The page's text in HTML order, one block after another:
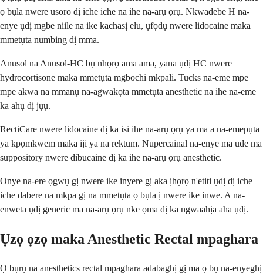
ọ bụla nwere usoro dị iche iche na ihe na-arụ ọrụ. Nkwadebe H na-
enye ụdị mgbe niile na ike kachasị elu, ụfọdụ nwere lidocaine maka
mmetụta numbing dị mma.
Anusol na Anusol-HC bụ nhọrọ ama ama, yana ụdị HC nwere
hydrocortisone maka mmetụta mgbochi mkpali. Tucks na-eme mpe
mpe akwa na mmanụ na-agwakọta mmetụta anesthetic na ihe na-eme
ka ahụ dị jụụ.
RectiCare nwere lidocaine dị ka isi ihe na-arụ ọrụ ya ma a na-emepụta
ya kpọmkwem maka iji ya na rektum. Nupercainal na-enye ma ude ma
suppository nwere dibucaine dị ka ihe na-arụ ọrụ anesthetic.
Onye na-ere ọgwụ gị nwere ike inyere gị aka ịhọrọ n'etiti ụdị dị iche
iche dabere na mkpa gị na mmetụta ọ bụla ị nwere ike inwe. A na-
enweta ụdị generic ma na-arụ ọrụ nke ọma dị ka ngwaahịa aha ụdị.
Ụzọ ọzọ maka Anesthetic Rectal mpaghara
Ọ bụrụ na anesthetics rectal mpaghara adabaghị gị ma ọ bụ na-enyeghị